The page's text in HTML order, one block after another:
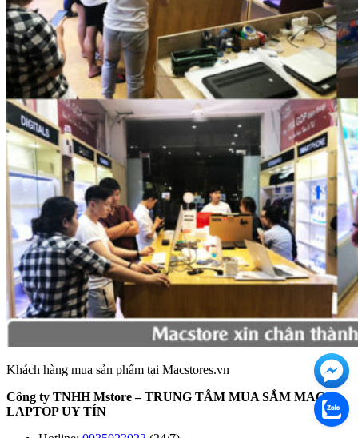
Khách hàng mua sản phẩm tại Macstores.vn
Công ty TNHH Mstore – TRUNG TÂM MUA SẮM MAC –
LAPTOP UY TÍN